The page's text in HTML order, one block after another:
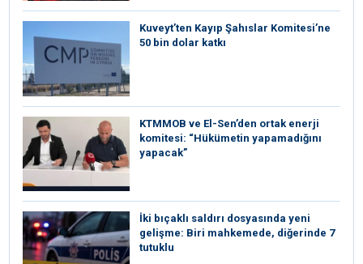
Kuveyt’ten Kayıp Şahıslar Komitesi’ne
50 bin dolar katkı
KTMMOB ve El-Sen’den ortak enerji
komitesi: “Hükümetin yapamadığını
yapacak”
İki bıçaklı saldırı dosyasında yeni
gelişme: Biri mahkemede, diğerinde 7
tutuklu